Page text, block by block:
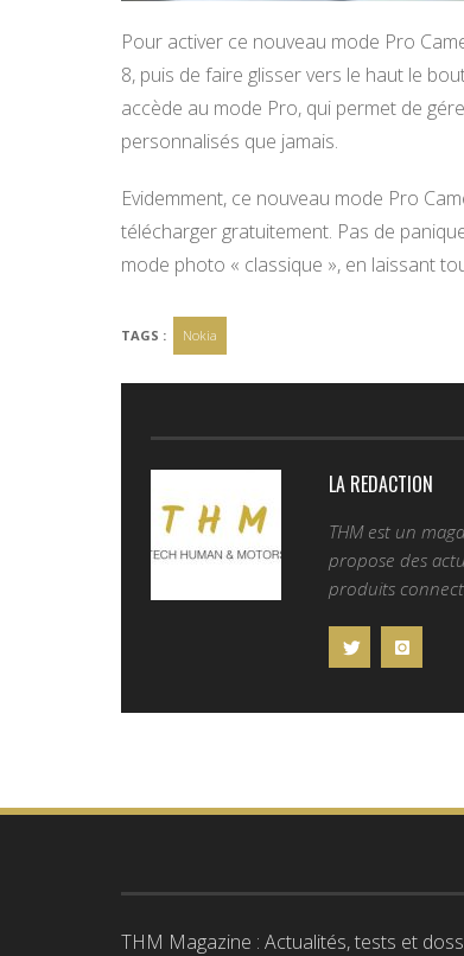
Pour activer ce nouveau mode Pro
8, puis de faire glisser vers le haut le
accède au mode Pro, qui permet de
personnalisés que jamais.
Evidemment, ce nouveau mode Pro
télécharger gratuitement. Pas de
mode photo « classique », en laissant
TAGS : Nokia
LA REDACTION
THM est un
propose des
produits
THM Magazine : Actualités, tests et